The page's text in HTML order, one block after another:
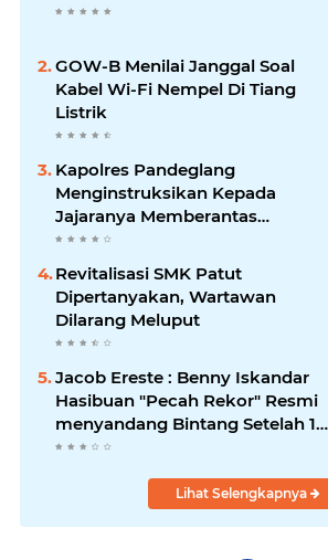
GOW-B Menilai Janggal Soal
Kabel Wi-Fi Nempel Di Tiang
Listrik
Kapolres Pandeglang
Menginstruksikan Kepada
Jajaranya Memberantas
Peredaran Miras
Revitalisasi SMK Patut
Dipertanyakan, Wartawan
Dilarang Meluput
Jacob Ereste : Benny Iskandar
Hasibuan "Pecah Rekor" Resmi
menyandang Bintang Setelah 14
Tahun Ngejokrok Berpangjat
Lihat Selengkapnya